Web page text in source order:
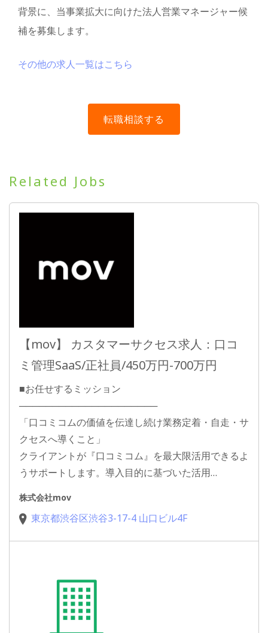
背景に、当事業拡大に向けた法人営業マネージャー候
補を募集します。
その他の求人一覧はこちら
Related Jobs
【mov】 カスタマーサクセス求人：口コ
ミ管理SaaS/正社員/450万円-700万円
■お任せするミッション
─────────────────────
「口コミコムの価値を伝達し続け業務定着・自走・サ
クセスへ導くこと」
クライアントが『口コミコム』を最大限活用できるよ
うサポートします。導入目的に基づいた活用…
株式会社mov
東京都渋谷区渋谷3-17-4 山口ビル4F